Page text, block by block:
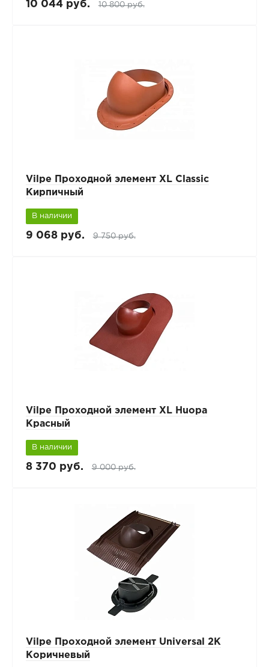
10 044 руб. 10 800 руб.
Vilpe Проходной элемент XL Classic
Кирпичный
В наличии
9 068 руб. 9 750 руб.
Vilpe Проходной элемент XL Huopa
Красный
В наличии
8 370 руб. 9 000 руб.
Vilpe Проходной элемент Universal 2K
Коричневый